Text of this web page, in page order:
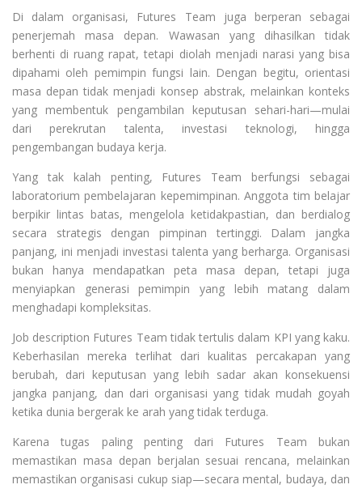
Di dalam organisasi, Futures Team juga berperan sebagai
penerjemah masa depan. Wawasan yang dihasilkan tidak
berhenti di ruang rapat, tetapi diolah menjadi narasi yang bisa
dipahami oleh pemimpin fungsi lain. Dengan begitu, orientasi
masa depan tidak menjadi konsep abstrak, melainkan konteks
yang membentuk pengambilan keputusan sehari-hari—mulai
dari perekrutan talenta, investasi teknologi, hingga
pengembangan budaya kerja.
Yang tak kalah penting, Futures Team berfungsi sebagai
laboratorium pembelajaran kepemimpinan. Anggota tim belajar
berpikir lintas batas, mengelola ketidakpastian, dan berdialog
secara strategis dengan pimpinan tertinggi. Dalam jangka
panjang, ini menjadi investasi talenta yang berharga. Organisasi
bukan hanya mendapatkan peta masa depan, tetapi juga
menyiapkan generasi pemimpin yang lebih matang dalam
menghadapi kompleksitas.
Job description Futures Team tidak tertulis dalam KPI yang kaku.
Keberhasilan mereka terlihat dari kualitas percakapan yang
berubah, dari keputusan yang lebih sadar akan konsekuensi
jangka panjang, dan dari organisasi yang tidak mudah goyah
ketika dunia bergerak ke arah yang tidak terduga.
Karena tugas paling penting dari Futures Team bukan
memastikan masa depan berjalan sesuai rencana, melainkan
memastikan organisasi cukup siap—secara mental, budaya, dan